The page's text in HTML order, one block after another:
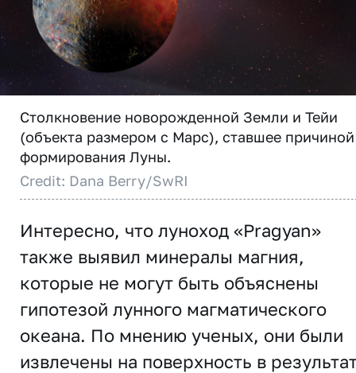
Столкновение новорожденной Земли и Тейи
(объекта размером с Марс), ставшее причиной
формирования Луны.
Credit: Dana Berry/SwRI
Интересно, что луноход «Pragyan»
также выявил минералы магния,
которые не могут быть объяснены
гипотезой лунного магматического
океана. По мнению ученых, они были
извлечены на поверхность в